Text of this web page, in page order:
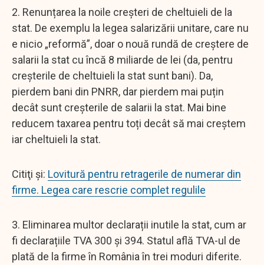
2. Renunțarea la noile creșteri de cheltuieli de la
stat. De exemplu la legea salarizării unitare, care nu
e nicio „reformă”, doar o nouă rundă de creștere de
salarii la stat cu încă 8 miliarde de lei (da, pentru
creșterile de cheltuieli la stat sunt bani). Da,
pierdem bani din PNRR, dar pierdem mai puțin
decât sunt creșterile de salarii la stat. Mai bine
reducem taxarea pentru toți decât să mai creștem
iar cheltuieli la stat.
Citiţi şi: Lovitură pentru retragerile de numerar din
firme. Legea care rescrie complet regulile
3. Eliminarea multor declarații inutile la stat, cum ar
fi declarațiile TVA 300 și 394. Statul află TVA-ul de
plată de la firme în România în trei moduri diferite.